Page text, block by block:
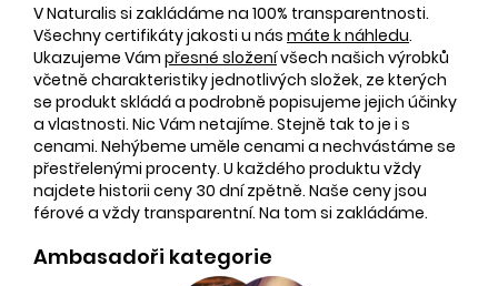
V Naturalis si zakládáme na 100% transparentnosti.
Všechny certifikáty jakosti u nás máte k náhledu.
Ukazujeme Vám přesné složenívšech našich výrobků
včetně charakteristiky jednotlivých složek, ze kterých
se produkt skládá a podrobně popisujeme jejich účinky
a vlastnosti. Nic Vám netajíme. Stejně tak to je i s
cenami. Nehýbeme uměle cenami a nechvástáme se
přestřelenými procenty. U každého produktu vždy
najdete historii ceny 30 dní zpětně. Naše ceny jsou
férové a vždy transparentní. Na tom si zakládáme.
Ambasadoři kategorie